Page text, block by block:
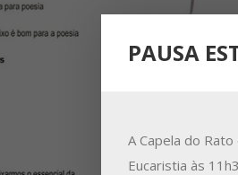
PAUSA
A Capela do
Eucaristia às